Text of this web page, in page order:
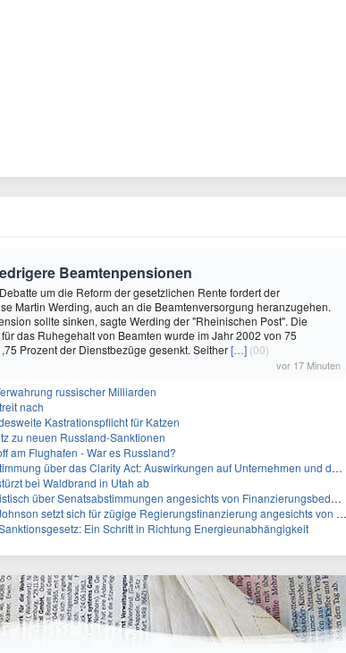
Beamtenpensionen
um die Reform der gesetzlichen Rente fordert der
Martin Werding, auch an die Beamtenversorgung heranzugehen.
sollte sinken, sagte Werding der "Rheinischen Post". Die
das Ruhegehalt von Beamten wurde im Jahr 2002 von 75
Prozent der Dienstbezüge gesenkt. Seither[…] (00)
vor 17 Minuten
russischer Milliarden
nach
Kastrationspflicht für Katzen
zu neuen Russland-Sanktionen
am Flughafen - War es Russland?
über das Clarity Act: Auswirkungen auf Unternehmen und das Vertrauen der Investoren
bei Waldbrand in Utah ab
über Senatsabstimmungen angesichts von Finanzierungsbedenken
setzt sich für zügige Regierungsfinanzierung angesichts von Shutdown-Risiken ein
Ein Schritt in Richtung Energieunabhängigkeit